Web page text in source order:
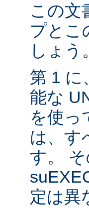
この文
プとこ
しょう。
第 1 に
能な
を使っ
は、す
す。
定は異